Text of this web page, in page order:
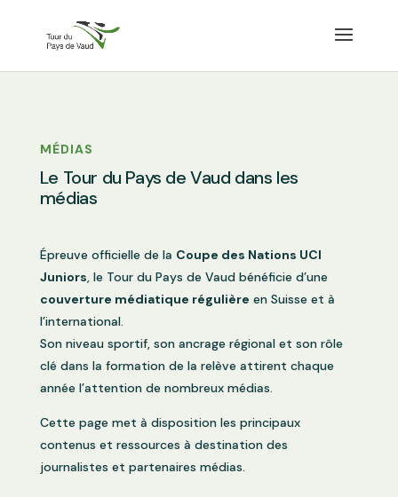
MÉDIAS
Le Tour du Pays de Vaud dans les
médias
Épreuve officielle de la Coupe des Nations UCI
Juniors, le Tour du Pays de Vaud bénéficie d’une
couverture médiatique régulière en Suisse et à
l’international.
Son niveau sportif, son ancrage régional et son rôle
clé dans la formation de la relève attirent chaque
année l’attention de nombreux médias.
Cette page met à disposition les principaux
contenus et ressources à destination des
journalistes et partenaires médias.